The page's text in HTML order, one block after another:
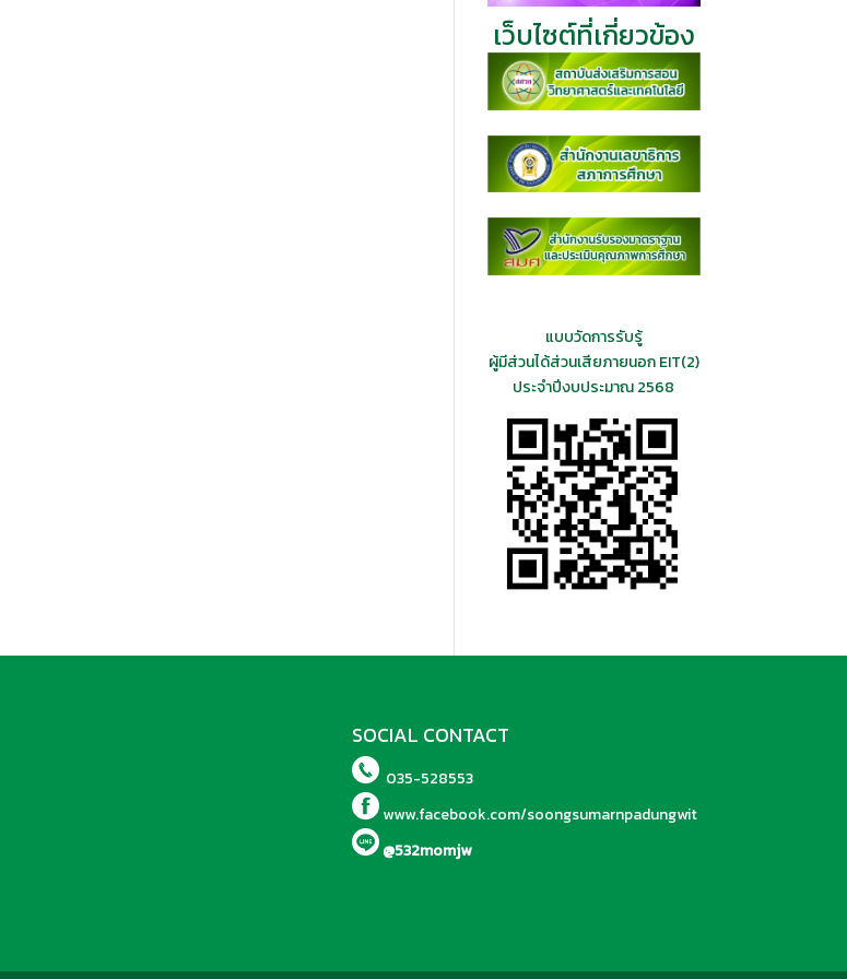
เว็บไซต์ที่เกี่ยวข้อง
แบบวัดการรับรู้
ผู้มีส่วนได้ส่วนเสียภายนอก EIT(2)
ประจำปีงบประมาณ 2568
SOCIAL CONTACT
035-528553
www.facebook.com/soongsumarnpadungwit
@532momjw